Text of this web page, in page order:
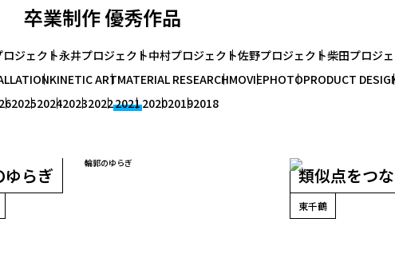
卒業制作 優秀作品
ジェクト永井プロジェクト中村プロジェクト佐野プロジェクト柴田プロジ
KINETIC ARTMATERIAL RESEARCHMOVIEPHOTOPRODUCT
20252024202320222021202020192018
ゆらぎ 類似点をつ
東千鶴